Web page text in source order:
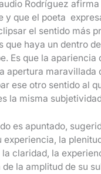
Rodríguez
y que el poeta
el sentido más
que haya un dentro
Es que la apariencia
apertura maravillada
ese otro sentido al
la misma
es apuntado,
experiencia, la
la claridad, la
de la amplitud de su